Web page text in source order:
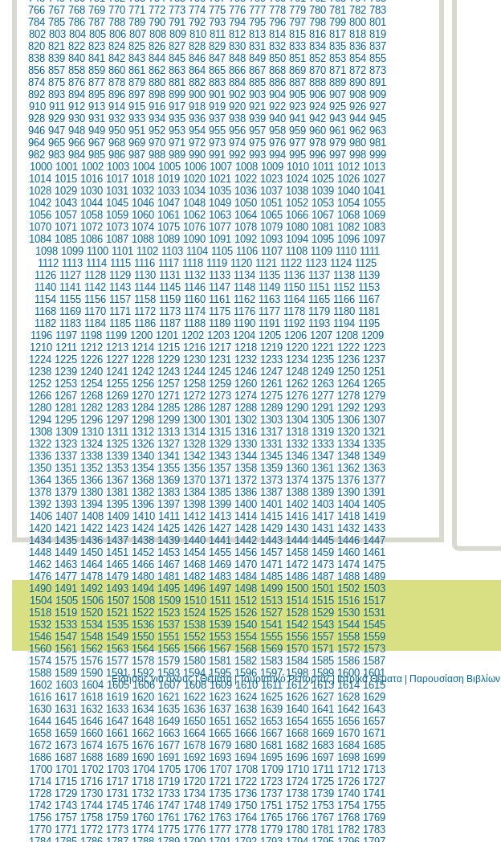
766 767 768 769 770 771 772 773 774 775 776 777 778 779 780 781 782 783
784 785 786 787 788 789 790 791 792 793 794 795 796 797 798 799 800 801
802 803 804 805 806 807 808 809 810 811 812 813 814 815 816 817 818 819
820 821 822 823 824 825 826 827 828 829 830 831 832 833 834 835 836 837
838 839 840 841 842 843 844 845 846 847 848 849 850 851 852 853 854 855
856 857 858 859 860 861 862 863 864 865 866 867 868 869 870 871 872 873
874 875 876 877 878 879 880 881 882 883 884 885 886 887 888 889 890 891
892 893 894 895 896 897 898 899 900 901 902 903 904 905 906 907 908 909
910 911 912 913 914 915 916 917 918 919 920 921 922 923 924 925 926 927
928 929 930 931 932 933 934 935 936 937 938 939 940 941 942 943 944 945
946 947 948 949 950 951 952 953 954 955 956 957 958 959 960 961 962 963
964 965 966 967 968 969 970 971 972 973 974 975 976 977 978 979 980 981
982 983 984 985 986 987 988 989 990 991 992 993 994 995 996 997 998 999
1000 1001 1002 1003 1004 1005 1006 1007 1008 1009 1010 1011 1012 1013
1014 1015 1016 1017 1018 1019 1020 1021 1022 1023 1024 1025 1026 1027
1028 1029 1030 1031 1032 1033 1034 1035 1036 1037 1038 1039 1040 1041
1042 1043 1044 1045 1046 1047 1048 1049 1050 1051 1052 1053 1054 1055
1056 1057 1058 1059 1060 1061 1062 1063 1064 1065 1066 1067 1068 1069
1070 1071 1072 1073 1074 1075 1076 1077 1078 1079 1080 1081 1082 1083
1084 1085 1086 1087 1088 1089 1090 1091 1092 1093 1094 1095 1096 1097
1098 1099 1100 1101 1102 1103 1104 1105 1106 1107 1108 1109 1110 1111
1112 1113 1114 1115 1116 1117 1118 1119 1120 1121 1122 1123 1124 1125
1126 1127 1128 1129 1130 1131 1132 1133 1134 1135 1136 1137 1138 1139
1140 1141 1142 1143 1144 1145 1146 1147 1148 1149 1150 1151 1152 1153
1154 1155 1156 1157 1158 1159 1160 1161 1162 1163 1164 1165 1166 1167
1168 1169 1170 1171 1172 1173 1174 1175 1176 1177 1178 1179 1180 1181
1182 1183 1184 1185 1186 1187 1188 1189 1190 1191 1192 1193 1194 1195
1196 1197 1198 1199 1200 1201 1202 1203 1204 1205 1206 1207 1208 1209
1210 1211 1212 1213 1214 1215 1216 1217 1218 1219 1220 1221 1222 1223
1224 1225 1226 1227 1228 1229 1230 1231 1232 1233 1234 1235 1236 1237
1238 1239 1240 1241 1242 1243 1244 1245 1246 1247 1248 1249 1250 1251
1252 1253 1254 1255 1256 1257 1258 1259 1260 1261 1262 1263 1264 1265
1266 1267 1268 1269 1270 1271 1272 1273 1274 1275 1276 1277 1278 1279
1280 1281 1282 1283 1284 1285 1286 1287 1288 1289 1290 1291 1292 1293
1294 1295 1296 1297 1298 1299 1300 1301 1302 1303 1304 1305 1306 1307
1308 1309 1310 1311 1312 1313 1314 1315 1316 1317 1318 1319 1320 1321
1322 1323 1324 1325 1326 1327 1328 1329 1330 1331 1332 1333 1334 1335
1336 1337 1338 1339 1340 1341 1342 1343 1344 1345 1346 1347 1348 1349
1350 1351 1352 1353 1354 1355 1356 1357 1358 1359 1360 1361 1362 1363
1364 1365 1366 1367 1368 1369 1370 1371 1372 1373 1374 1375 1376 1377
1378 1379 1380 1381 1382 1383 1384 1385 1386 1387 1388 1389 1390 1391
1392 1393 1394 1395 1396 1397 1398 1399 1400 1401 1402 1403 1404 1405
1406 1407 1408 1409 1410 1411 1412 1413 1414 1415 1416 1417 1418 1419
1420 1421 1422 1423 1424 1425 1426 1427 1428 1429 1430 1431 1432 1433
1434 1435 1436 1437 1438 1439 1440 1441 1442 1443 1444 1445 1446 1447
1448 1449 1450 1451 1452 1453 1454 1455 1456 1457 1458 1459 1460 1461
1462 1463 1464 1465 1466 1467 1468 1469 1470 1471 1472 1473 1474 1475
1476 1477 1478 1479 1480 1481 1482 1483 1484 1485 1486 1487 1488 1489
1490 1491 1492 1493 1494 1495 1496 1497 1498 1499 1500 1501 1502 1503
1504 1505 1506 1507 1508 1509 1510 1511 1512 1513 1514 1515 1516 1517
1518 1519 1520 1521 1522 1523 1524 1525 1526 1527 1528 1529 1530 1531
1532 1533 1534 1535 1536 1537 1538 1539 1540 1541 1542 1543 1544 1545
1546 1547 1548 1549 1550 1551 1552 1553 1554 1555 1556 1557 1558 1559
1560 1561 1562 1563 1564 1565 1566 1567 1568 1569 1570 1571 1572 1573
1574 1575 1576 1577 1578 1579 1580 1581 1582 1583 1584 1585 1586 1587
1588 1589 1590 1591 1592 1593 1594 1595 1596 1597 1598 1599 1600 1601
1602 1603 1604 1605 1606 1607 1608 1609 1610 1611 1612 1613 1614 1615
1616 1617 1618 1619 1620 1621 1622 1623 1624 1625 1626 1627 1628 1629
1630 1631 1632 1633 1634 1635 1636 1637 1638 1639 1640 1641 1642 1643
1644 1645 1646 1647 1648 1649 1650 1651 1652 1653 1654 1655 1656 1657
1658 1659 1660 1661 1662 1663 1664 1665 1666 1667 1668 1669 1670 1671
1672 1673 1674 1675 1676 1677 1678 1679 1680 1681 1682 1683 1684 1685
1686 1687 1688 1689 1690 1691 1692 1693 1694 1695 1696 1697 1698 1699
1700 1701 1702 1703 1704 1705 1706 1707 1708 1709 1710 1711 1712 1713
1714 1715 1716 1717 1718 1719 1720 1721 1722 1723 1724 1725 1726 1727
1728 1729 1730 1731 1732 1733 1734 1735 1736 1737 1738 1739 1740 1741
1742 1743 1744 1745 1746 1747 1748 1749 1750 1751 1752 1753 1754 1755
1756 1757 1758 1759 1760 1761 1762 1763 1764 1765 1766 1767 1768 1769
1770 1771 1772 1773 1774 1775 1776 1777 1778 1779 1780 1781 1782 1783
Ειδήσεις για όλους|Θέματα|Τουριστικό Ρεπορτάζ| Ιατρικά Θέματα| Παρουσίαση Βιβλίων